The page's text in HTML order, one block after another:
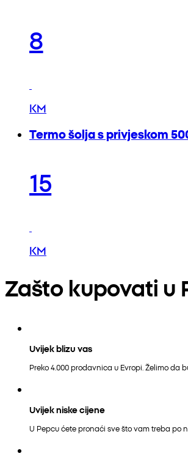
8
KM
Termo šolja s privjeskom
15
KM
Zašto kupovati u
Uvijek blizu vas
Preko 4.000 prodavnica u Evropi. Želimo da
Uvijek niske cijene
U Pepcu ćete pronaći sve što vam treba po